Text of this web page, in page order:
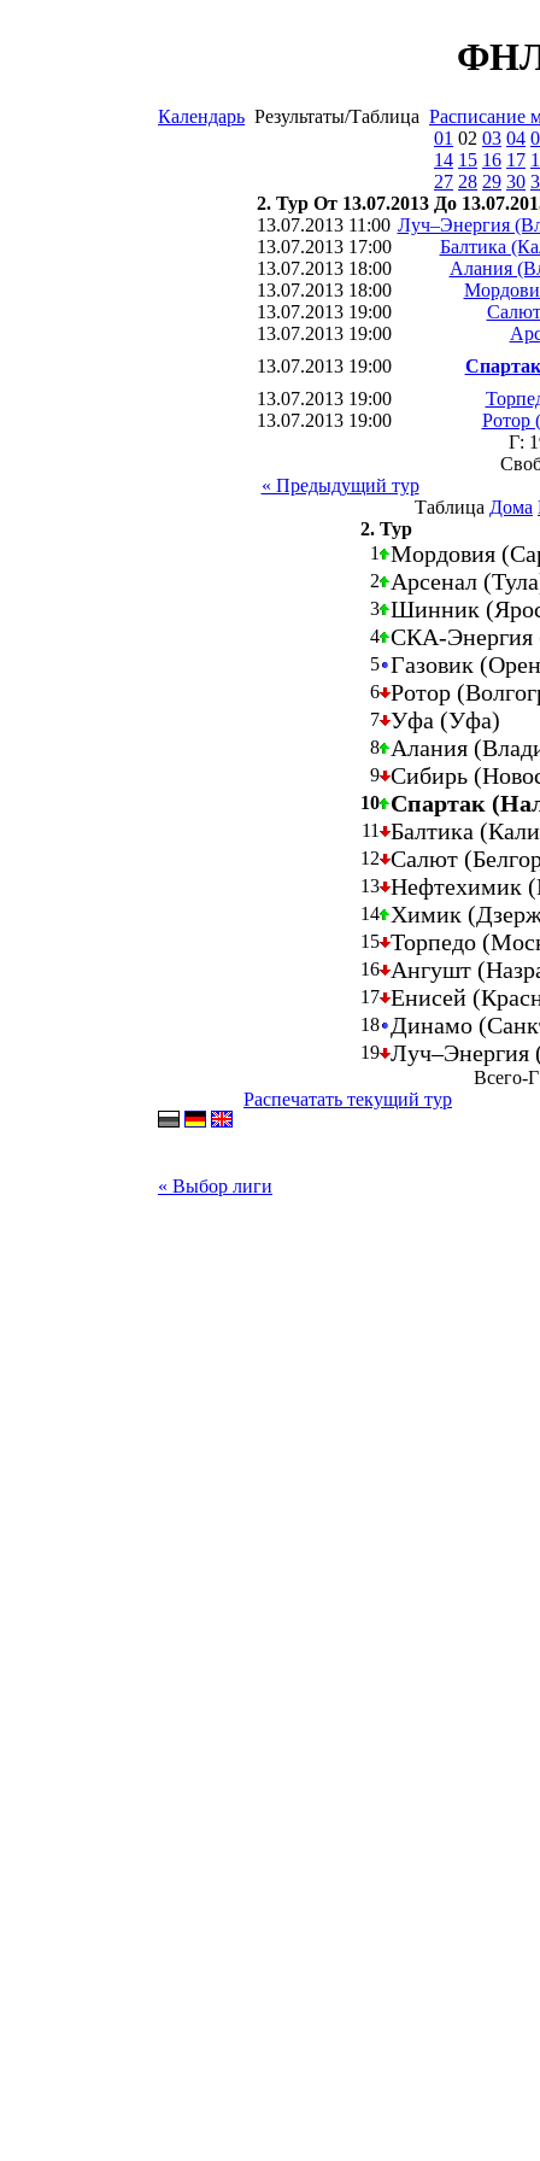
ФНЛ
Календарь Результаты/Таблица Расписание
01 02 03 04
14 15 16 17
27 28 29 30
2. Тур От 13.07.2013 До
13.07.2013 11:00 Луч–Энергия
13.07.2013 17:00
Балтика
13.07.2013 18:00
Алания
13.07.2013 18:00
13.07.2013 19:00
13.07.2013 19:00
13.07.2013 19:00
13.07.2013 19:00
13.07.2013 19:00
Ротор
Г:
« Предыдущий тур
Таблица Дома
2. Тур
1
Мордовия
2 Арсенал
3 Шинник
4 СКА-Энергия
5 Газовик
6 Ротор
7 Уфа (Уфа)
8 Алания
9 Сибирь
10 Спартак
11 Балтика
12 Салют
13 Нефтехимик
14 Химик
15 Торпедо
16 Ангушт
17 Енисей
18 Динамо
19 Луч–Энергия
Распечатать текущий тур
« Выбор лиги